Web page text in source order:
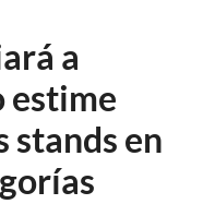
a
estime
stands en